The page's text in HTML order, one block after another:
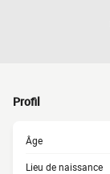
Profil
Âge
Lieu de naissance